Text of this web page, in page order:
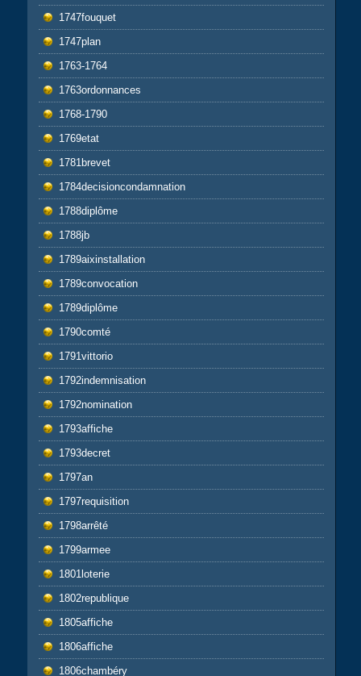
1747fouquet
1747plan
1763-1764
1763ordonnances
1768-1790
1769etat
1781brevet
1784decisioncondamnation
1788diplôme
1788jb
1789aixinstallation
1789convocation
1789diplôme
1790comté
1791vittorio
1792indemnisation
1792nomination
1793affiche
1793decret
1797an
1797requisition
1798arrêté
1799armee
1801loterie
1802republique
1805affiche
1806affiche
1806chambéry